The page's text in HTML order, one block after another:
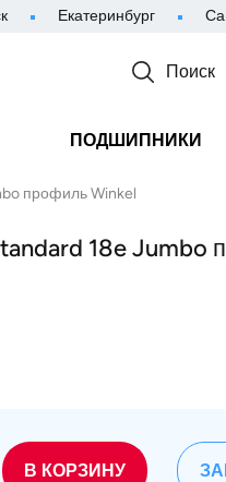
Екатеринбург
Поиск
ПОДШИПНИКИ
профиль Winkel
18e Jumbo
В КОРЗИНУ